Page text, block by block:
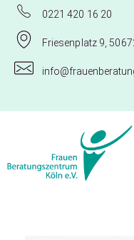
0221 420 16 20
Friesenplatz 9,